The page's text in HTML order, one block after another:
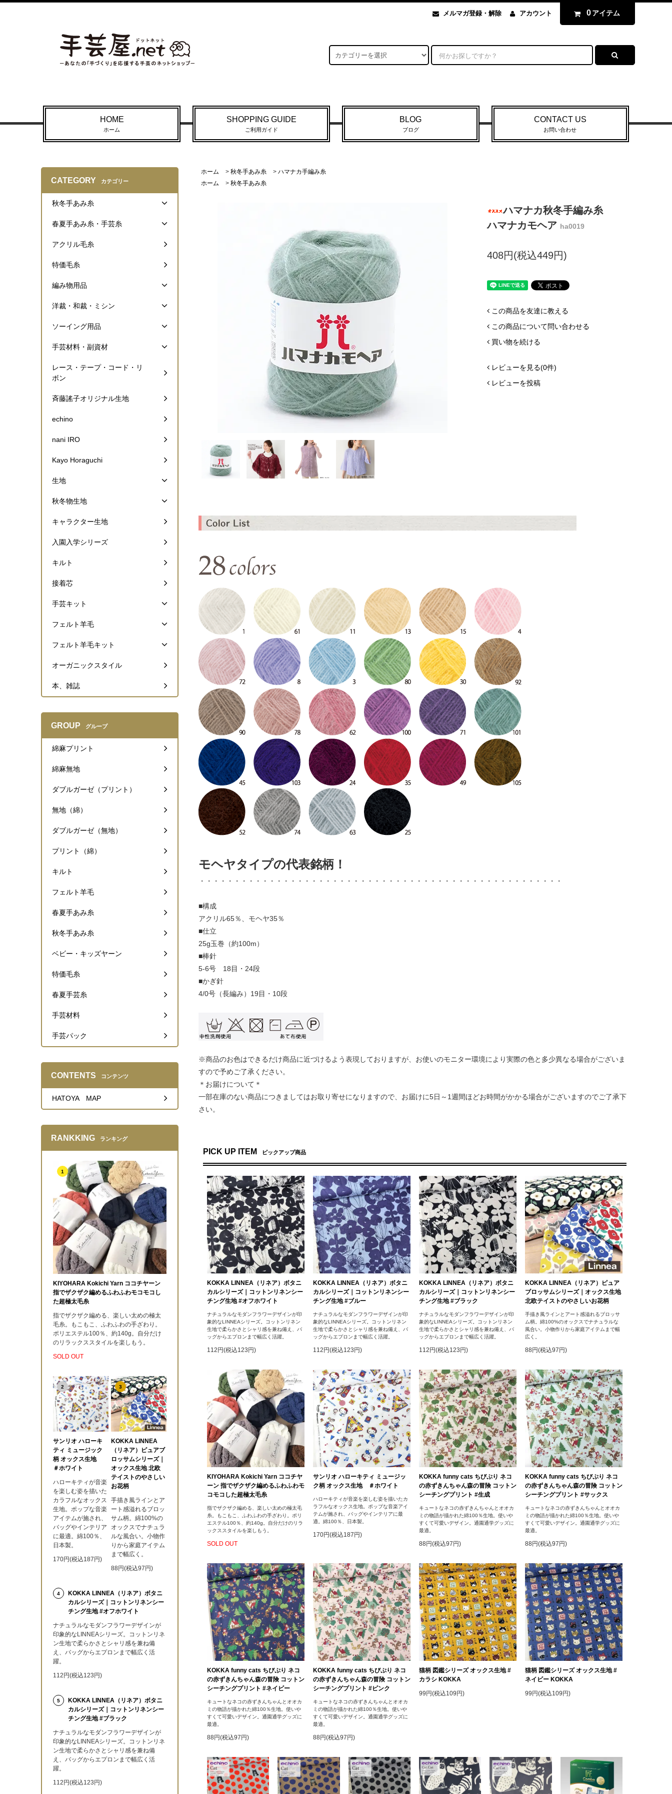
メルマガ登録・解除 アカウント 0 アイテム
HOME
ホーム
SHOPPING GUIDE
ご利用ガイド
BLOG
ブログ
CONTACT US
お問い合わせ
ホーム > 秋冬手あみ糸 > ハマナカ手編み糸
ホーム
> 秋冬手あみ糸
ハマナカ秋冬手編み糸
ハマナカモヘア ha0019
408円(税込449円)
この商品を友達に教える
この商品について問い合わせる
買い物を続ける
レビューを見る(0件)
レビューを投稿
モヘヤタイプの代表銘柄！
・・・・・・・・・・・・・・・・・・・・・・・・・・・・・・・・・・・・・・・・・・・・・・・・・・・・
■構成
アクリル65％、モヘヤ35％
■仕立
25g玉巻（約100m）
■棒針
5-6号 18目・24段
■かぎ針
4/0号（長編み）19目・10段
※商品のお色はできるだけ商品に近づけるよう表現しておりますが、お使いのモニター環境により実際の色と多少異なる場合がございま
すので予めご了承ください。
＊お届けについて＊
一部在庫のない商品につきましてはお取り寄せになりますので、お届けに5日～1週間ほどお時間がかかる場合がございますのでご了承下
さい。
PICK UP ITEM ピックアップ商品
KOKKA LINNEA（リネア）ボタニ
カルシリーズ｜コットンリネンシー
チング生地 #オフホワイト
ナチュラルなモダンフラワーデザインが印
象的なLINNEAシリーズ。コットンリネン
生地で柔らかさとシャリ感を兼ね備え、バ
ッグからエプロンまで幅広く活躍。
112円(税込123円)
KOKKA LINNEA（リネア）ボタニ
カルシリーズ｜コットンリネンシー
チング生地 #ブルー
ナチュラルなモダンフラワーデザインが印
象的なLINNEAシリーズ。コットンリネン
生地で柔らかさとシャリ感を兼ね備え、バ
ッグからエプロンまで幅広く活躍。
112円(税込123円)
KOKKA LINNEA（リネア）ボタニ
カルシリーズ｜コットンリネンシー
チング生地 #ブラック
ナチュラルなモダンフラワーデザインが印
象的なLINNEAシリーズ。コットンリネン
生地で柔らかさとシャリ感を兼ね備え、バ
ッグからエプロンまで幅広く活躍。
112円(税込123円)
KOKKA LINNEA（リネア）ピュア
ブロッサムシリーズ｜オックス生地
北欧テイストのやさしいお花柄
手描き風ラインとアート感溢れるブロッサ
ム柄。綿100%のオックスでナチュラルな
風合い。小物作りから家庭アイテムまで幅
広く。
88円(税込97円)
KIYOHARA Kokichi Yarn ココチヤ
ーン 指でザクザク編めるふわふわモ
コモコした超極太毛糸
指でザクザク編める、楽しい太めの極太毛
糸。もこもこ、ふわふわの手ざわり。ポリ
エステル100％、約140g。自分だけのリラ
ックススタイルを楽しもう。
SOLD OUT
サンリオ ハローキティ ミュージッ
ク柄 オックス生地 ＃ホワイト
ハローキティが音楽を楽しむ姿を描いたカ
ラフルなオックス生地。ポップな音楽アイ
テムが施され、バッグやインテリアに最
適。綿100％、日本製。
170円(税込187円)
KOKKA funny cats ちびぷり ネコ
の赤ずきんちゃん森の冒険 コットン
シーチングプリント #生成
キュートなネコの赤ずきんちゃんとオオカ
ミの物語が描かれた綿100％生地。使いや
すくて可愛いデザイン。通園通学グッズに
最適。
88円(税込97円)
KOKKA funny cats ちびぷり ネコ
の赤ずきんちゃん森の冒険 コットン
シーチングプリント #サックス
キュートなネコの赤ずきんちゃんとオオカ
ミの物語が描かれた綿100％生地。使いや
すくて可愛いデザイン。通園通学グッズに
最適。
88円(税込97円)
KOKKA funny cats ちびぷり ネコ
の赤ずきんちゃん森の冒険 コットン
シーチングプリント #ネイビー
キュートなネコの赤ずきんちゃんとオオカ
ミの物語が描かれた綿100％生地。使いや
すくて可愛いデザイン。通園通学グッズに
最適。
88円(税込97円)
KOKKA funny cats ちびぷり ネコ
の赤ずきんちゃん森の冒険 コットン
シーチングプリント #ピンク
キュートなネコの赤ずきんちゃんとオオカ
ミの物語が描かれた綿100％生地。使いや
すくて可愛いデザイン。通園通学グッズに
最適。
88円(税込97円)
猫柄 図鑑シリーズ オックス生地 #
カラシ KOKKA
99円(税込109円)
猫柄 図鑑シリーズ オックス生地 #
ネイビー KOKKA
99円(税込109円)
CATEGORY カテゴリー
秋冬手あみ糸
春夏手あみ糸・手芸糸
アクリル毛糸
特価毛糸
編み物用品
洋裁・和裁・ミシン
ソーイング用品
手芸材料・副資材
レース・テープ・コード・リ
ボン
斉藤謠子オリジナル生地
echino
nani IRO
Kayo Horaguchi
生地
秋冬物生地
キャラクター生地
入園入学シリーズ
キルト
接着芯
手芸キット
フェルト羊毛
フェルト羊毛キット
オーガニックスタイル
本、雑誌
GROUP グループ
綿麻プリント
綿麻無地
ダブルガーゼ（プリント）
無地（綿）
ダブルガーゼ（無地）
プリント（綿）
キルト
フェルト羊毛
春夏手あみ糸
秋冬手あみ糸
ベビー・キッズヤーン
特価毛糸
春夏手芸糸
手芸材料
手芸パック
CONTENTS コンテンツ
HATOYA MAP
RANKKING ランキング
1
KIYOHARA Kokichi Yarn ココチヤーン
指でザクザク編めるふわふわモコモコし
た超極太毛糸
指でザクザク編める、楽しい太めの極太
毛糸。もこもこ、ふわふわの手ざわり。
ポリエステル100％、約140g。自分だけ
のリラックススタイルを楽しもう。
SOLD OUT
2
サンリオ ハローキ
ティ ミュージック
柄 オックス生地
＃ホワイト
ハローキティが音楽
を楽しむ姿を描いた
カラフルなオックス
生地。ポップな音楽
アイテムが施され、
バッグやインテリア
に最適。綿100％、
日本製。
170円(税込187円)
3
KOKKA LINNEA
（リネア）ピュアブ
ロッサムシリーズ｜
オックス生地 北欧
テイストのやさしい
お花柄
手描き風ラインとア
ート感溢れるブロッ
サム柄。綿100%の
オックスでナチュラ
ルな風合い。小物作
りから家庭アイテム
まで幅広く。
88円(税込97円)
4
KOKKA LINNEA（リネア）ボタニ
カルシリーズ｜コットンリネンシー
チング生地 #オフホワイト
ナチュラルなモダンフラワーデザインが
印象的なLINNEAシリーズ。コットンリネ
ン生地で柔らかさとシャリ感を兼ね備
え、バッグからエプロンまで幅広く活
躍。
112円(税込123円)
5
KOKKA LINNEA（リネア）ボタニ
カルシリーズ｜コットンリネンシー
チング生地 #ブラック
ナチュラルなモダンフラワーデザインが
印象的なLINNEAシリーズ。コットンリネ
ン生地で柔らかさとシャリ感を兼ね備
え、バッグからエプロンまで幅広く活
躍。
112円(税込123円)